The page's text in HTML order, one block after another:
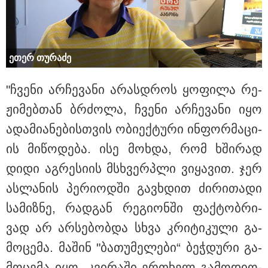
კატეგორიები
ეთერ თუ­რა­ძე
"ჩვე­ნი არ­ჩე­ვა­ნი არას­დროს ყო­ფი­ლა რე­
ჟი­მებ­თან ბრძო­ლა, ჩვე­ნი არ­ჩე­ვა­ნი იყო
ადა­მი­ა­ნე­ბის­თვის ობი­ექ­ტუ­რი ინ­ფორ­მა­ცი­
ის მი­წო­დე­ბა. ისე მოხ­და, რომ ხში­რად
დიდი აგ­რე­სი­ის მსხვერ­პლი ვი­ყა­ვით. ჯერ
ას­ლა­ნის პე­რი­ოდ­ში გავ­ხდით ძი­რი­თა­დი
სა­მიზ­ნე, რად­გან რე­გი­ონ­ში ფაქ­ტობ­რი­
ვად არ არ­სე­ბობ­და სხვა კრი­ტი­კუ­ლი გა­
მო­ცე­მა. მა­შინ "ბა­თუ­მე­ლე­ბი“ ბეჭ­დუ­რი გა­